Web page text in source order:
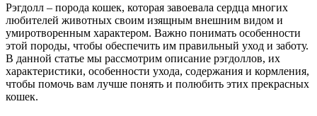
Рэгдолл – порода кошек, которая завоевала сердца многих
любителей животных своим изящным внешним видом и
умиротворенным характером. Важно понимать особенности
этой породы, чтобы обеспечить им правильный уход и заботу.
В данной статье мы рассмотрим описание рэгдоллов, их
характеристики, особенности ухода, содержания и кормления,
чтобы помочь вам лучше понять и полюбить этих прекрасных
кошек.